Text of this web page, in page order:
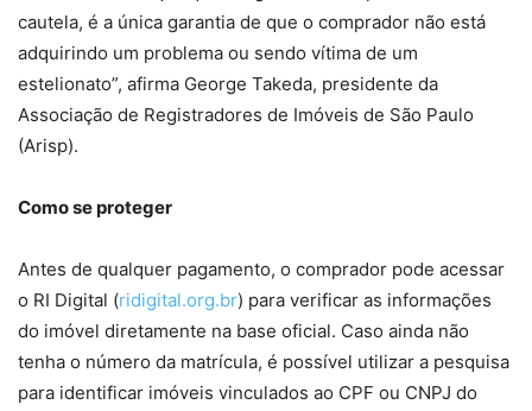
cautela, é a única garantia de que o comprador não está
adquirindo um problema ou sendo vítima de um
estelionato”, afirma George Takeda, presidente da
Associação de Registradores de Imóveis de São Paulo
(Arisp).
Como se proteger
Antes de qualquer pagamento, o comprador pode acessar
o RI Digital (ridigital.org.br) para verificar as informações
do imóvel diretamente na base oficial. Caso ainda não
tenha o número da matrícula, é possível utilizar a pesquisa
para identificar imóveis vinculados ao CPF ou CNPJ do